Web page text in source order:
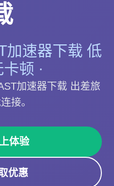
加速器下载 低
顿 ·
加速器下载 出差旅
接。
体验
优惠